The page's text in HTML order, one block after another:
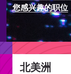
您感兴趣的职位
北美洲